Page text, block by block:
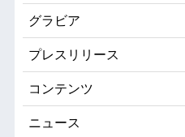
グラビア
プレスリリース
コンテンツ
ニュース